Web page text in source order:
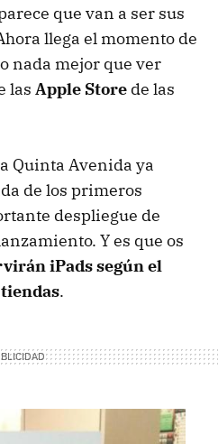
que van a ser sus
llega el momento de
nada mejor que ver
las Apple Store de las
Quinta Avenida ya
de los primeros
despliegue de
Y es que os
iPads según el
.